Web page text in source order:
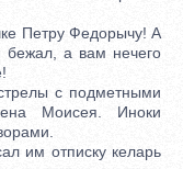
Петру Федорычу! А
бежал, а вам нечего
с подметными
Моисея. Иноки
им отписку келарь